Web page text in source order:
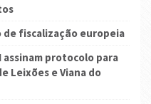
de fiscalização europeia
assinam protocolo para
Leixões e Viana do